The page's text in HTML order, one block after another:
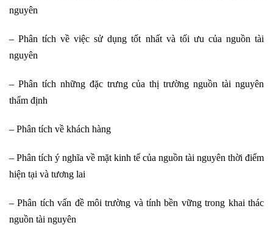
nguyên
– Phân tích về việc sử dụng tốt nhất và tối ưu của nguồn tài
nguyên
– Phân tích những đặc trưng của thị trường nguồn tài nguyên
thẩm định
– Phân tích về khách hàng
– Phân tích ý nghĩa về mặt kinh tế của nguồn tài nguyên thời điểm
hiện tại và tương lai
– Phân tích vấn đề môi trường và tính bền vững trong khai thác
nguồn tài nguyên